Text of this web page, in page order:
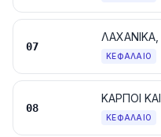
07
ΚΕΦΆΛΑΙΟ
08
ΚΕΦΆΛΑΙΟ